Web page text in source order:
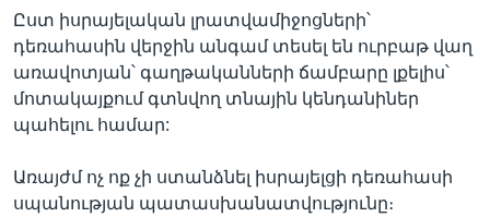
Ըստ իսրայելական լրատվամիջոցների՝
դեռահասին վերջին անգամ տեսել են ուրբաթ վաղ
առավոտյան՝ գաղթականների ճամբարը լքելիս՝
մոտակայքում գտնվող տնային կենդանիներ
պահելու համար:
Առայժմ ոչ ոք չի ստանձնել իսրայելցի դեռահասի
սպանության պատասխանատվությունը։